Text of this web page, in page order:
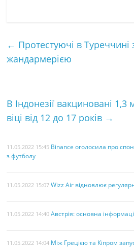
b
o
t
e
e
t
l
к
← Протестуючі в Туреччині
жандармерією
В Індонезії вакциновані 1,3
віці від 12 до 17 років →
11.05.2022 15:45 Binance оголосила про
з футболу
11.05.2022 15:07 Wizz Air відновлює
11.05.2022 14:40 Австрія: основна
11.05.2022 14:04 Між Грецією та Кіпром